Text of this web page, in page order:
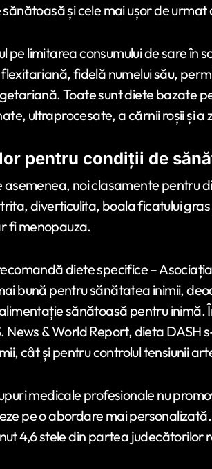
și cele mai ușor de urmat
pe limitarea consumului de sare în
fidelă numelui său,
Toate sunt diete bazate
ultraprocesate, a cărnii roșii și
pentru condiții de
asemenea, noi clasamente pentru
diverticulita, boala ficatului gras
fi menopauza.
diete specifice –
bună pentru sănătatea inimii,
sănătoasă pentru inimă.
News & World Report, dieta DASH
cât și pentru controlul tensiunii
medicale profesionale nu
pe o abordare mai
4,6 stele din partea judecătorilor